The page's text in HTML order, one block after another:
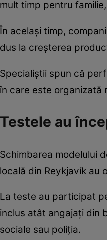
mult timp pentru
În același timp,
dus la creșterea
Specialiștii spun că
în care este organizată
Testele au
Schimbarea modelului
locală din Reykjavík au
La teste au participat
inclus atât angajați din
sociale sau poliția.